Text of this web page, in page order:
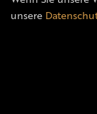
unsere